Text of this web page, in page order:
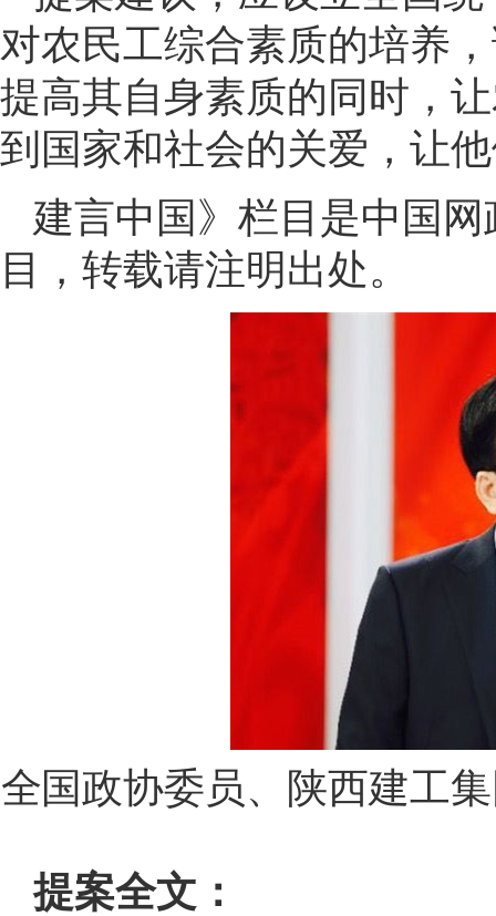
对农民工综合素质的培养
提高其自身素质的同时，
到国家和社会的关爱，让
建言中国》栏目是中国
目，转载请注明出处。
全国政协委员、陕西建工
提案全文：